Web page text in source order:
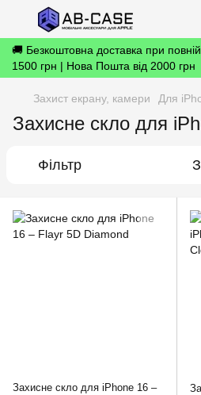
🚚 Безкоштовна доставка при
1500 грн | Нова Пошта від 2000 грн
Захист екрану, камери Для
Захисне скло для
Фільтр
Захисне скло для iPhone 16 –